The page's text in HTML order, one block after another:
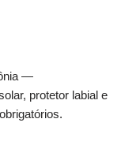
—
protetor labial e